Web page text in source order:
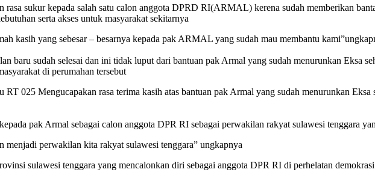
sukur kepada salah satu calon anggota DPRD RI(ARMAL) kerena sudah memberikan
serta akses untuk masyarakat sekitarnya
kasih yang sebesar – besarnya kepada pak ARMAL yang sudah mau membantu
baru sudah selesai dan ini tidak luput dari bantuan pak Armal yang sudah menurunkan Eksa
di perumahan tersebut
025 Mengucapakan rasa terima kasih atas bantuan pak Armal yang sudah menurunkan
pak Armal sebagai calon anggota DPR RI sebagai perwakilan rakyat sulawesi tenggara
perwakilan kita rakyat sulawesi tenggara” ungkapnya
sulawesi tenggara yang mencalonkan diri sebagai anggota DPR RI di perhelatan